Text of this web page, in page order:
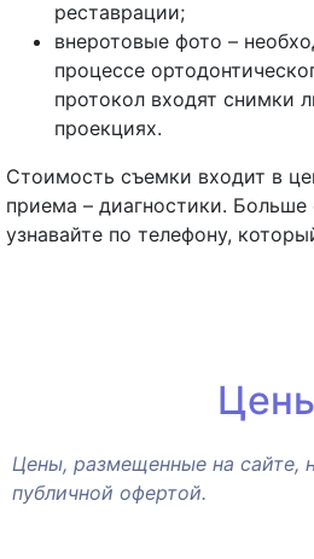
реставрации;
внеротовые фото –
процессе
протокол входят снимки
проекциях.
Стоимость съемки входит в
приема – диагностики.
узнавайте по телефону,
Цены, размещенные на сайте,
публичной офертой.